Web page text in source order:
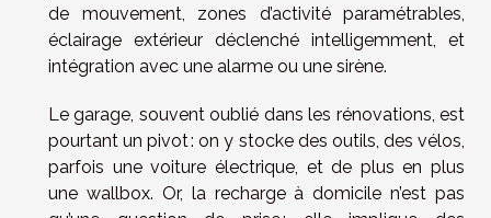
de mouvement, zones d’activité paramétrables,
éclairage extérieur déclenché intelligemment, et
intégration avec une alarme ou une sirène.
Le garage, souvent oublié dans les rénovations, est
pourtant un pivot : on y stocke des outils, des vélos,
parfois une voiture électrique, et de plus en plus
une wallbox. Or, la recharge à domicile n’est pas